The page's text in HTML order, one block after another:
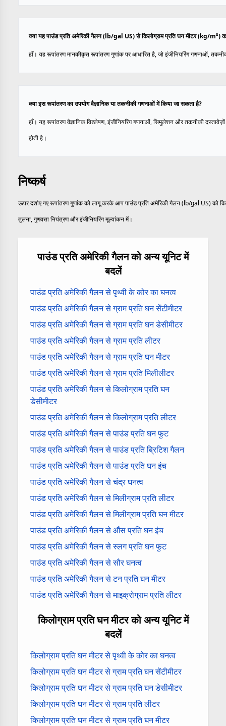
क्या यह पाउंड प्रति अमेरिकी गैलन (lb/gal US) से किलोग्राम प्रति घन मीटर (kg/m³)
हाँ। यह रूपांतरण मानकीकृत रूपांतरण गुणांक पर आधारित है, जो इंजीनियरिंग गणनाओं,
क्या इस रूपांतरण का उपयोग वैज्ञानिक या तकनीकी गणनाओं में किया जा सकता है?
हाँ। यह रूपांतरण वैज्ञानिक विश्लेषण, इंजीनियरिंग गणनाओं, सिमुलेशन और तकनीकी
होती है।
निष्कर्ष
ऊपर दर्शाए गए रूपांतरण गुणांक को लागू करके आप पाउंड प्रति अमेरिकी गैलन (lb/gal US) को
तुलना, गुणवत्ता नियंत्रण और इंजीनियरिंग मूल्यांकन में।
पाउंड प्रति अमेरिकी गैलन को अन्य यूनिट में
बदलें
पाउंड प्रति अमेरिकी गैलन से पृथ्वी के कोर का घनत्व
पाउंड प्रति अमेरिकी गैलन से ग्राम प्रति घन सेंटीमीटर
पाउंड प्रति अमेरिकी गैलन से ग्राम प्रति घन डेसीमीटर
पाउंड प्रति अमेरिकी गैलन से ग्राम प्रति लीटर
पाउंड प्रति अमेरिकी गैलन से ग्राम प्रति घन मीटर
पाउंड प्रति अमेरिकी गैलन से ग्राम प्रति मिलीलीटर
पाउंड प्रति अमेरिकी गैलन से किलोग्राम प्रति घन
डेसीमीटर
पाउंड प्रति अमेरिकी गैलन से किलोग्राम प्रति लीटर
पाउंड प्रति अमेरिकी गैलन से पाउंड प्रति घन फुट
पाउंड प्रति अमेरिकी गैलन से पाउंड प्रति ब्रिटिश गैलन
पाउंड प्रति अमेरिकी गैलन से पाउंड प्रति घन इंच
पाउंड प्रति अमेरिकी गैलन से चंद्र घनत्व
पाउंड प्रति अमेरिकी गैलन से मिलीग्राम प्रति लीटर
पाउंड प्रति अमेरिकी गैलन से मिलीग्राम प्रति घन मीटर
पाउंड प्रति अमेरिकी गैलन से औंस प्रति घन इंच
पाउंड प्रति अमेरिकी गैलन से स्लग प्रति घन फुट
पाउंड प्रति अमेरिकी गैलन से सौर घनत्व
पाउंड प्रति अमेरिकी गैलन से टन प्रति घन मीटर
पाउंड प्रति अमेरिकी गैलन से माइक्रोग्राम प्रति लीटर
किलोग्राम प्रति घन मीटर को अन्य यूनिट में
बदलें
किलोग्राम प्रति घन मीटर से पृथ्वी के कोर का घनत्व
किलोग्राम प्रति घन मीटर से ग्राम प्रति घन सेंटीमीटर
किलोग्राम प्रति घन मीटर से ग्राम प्रति घन डेसीमीटर
किलोग्राम प्रति घन मीटर से ग्राम प्रति लीटर
किलोग्राम प्रति घन मीटर से ग्राम प्रति घन मीटर